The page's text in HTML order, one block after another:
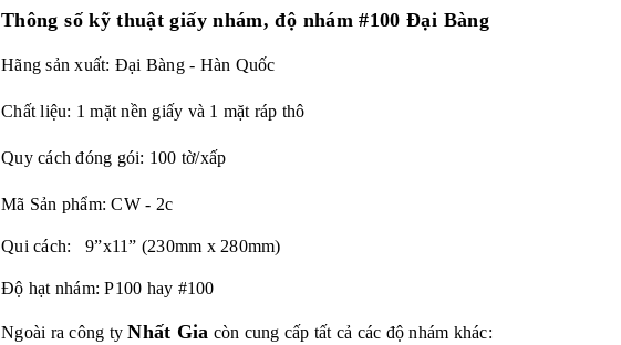
Thông số kỹ thuậtgiấy nhám, độ nhám #100 Đại Bàng
Hãng sản xuất: Đại Bàng - Hàn Quốc
Chất liệu: 1 mặt nền giấy và 1 mặt ráp thô
Quy cách đóng gói: 100 tờ/xấp
Mã Sản phẩm: CW - 2c
Qui cách: 9”x11” (230mm x 280mm)
Độ hạt nhám: P100 hay #100
Ngoài ra công tyNhất Gia còn cung cấp tất cả các độ nhám khác: